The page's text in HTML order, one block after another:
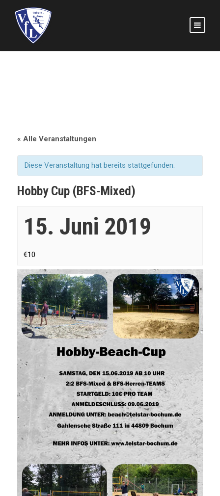
« Alle Veranstaltungen
Diese Veranstaltung hat bereits stattgefunden.
Hobby Cup (BFS-Mixed)
15. Juni 2019
€10